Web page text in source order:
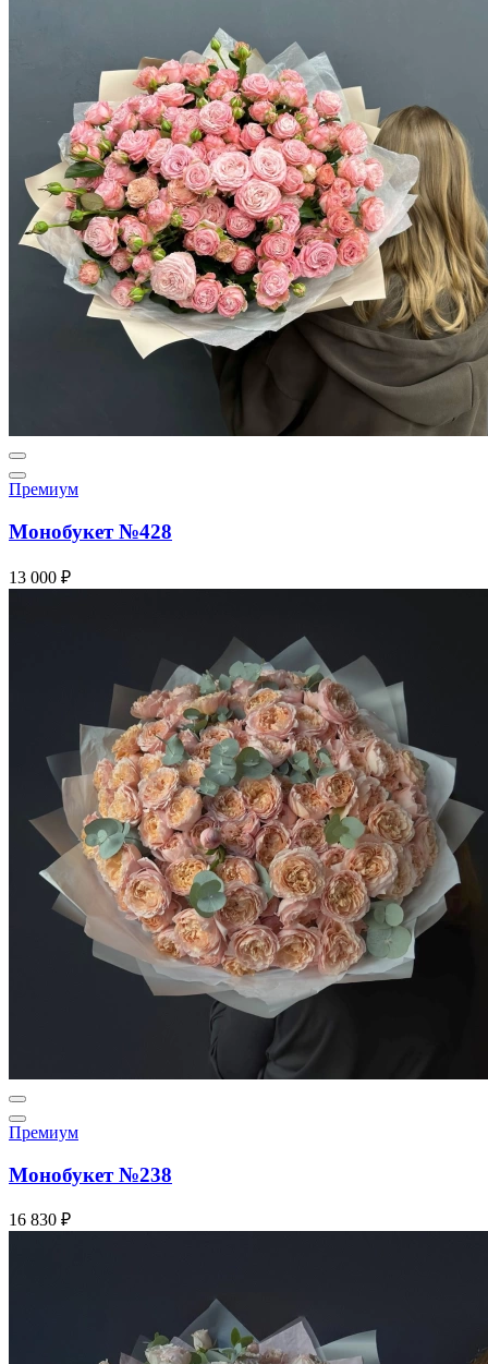
Премиум
Монобукет №428
13 000 ₽
Премиум
Монобукет №238
16 830 ₽